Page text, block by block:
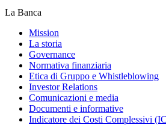
La Banca
Mission
La storia
Governance
Normativa finanziaria
Etica di Gruppo e Whistleblowing
Investor Relations
Comunicazioni e media
Documenti e informative
Indicatore dei Costi Complessivi